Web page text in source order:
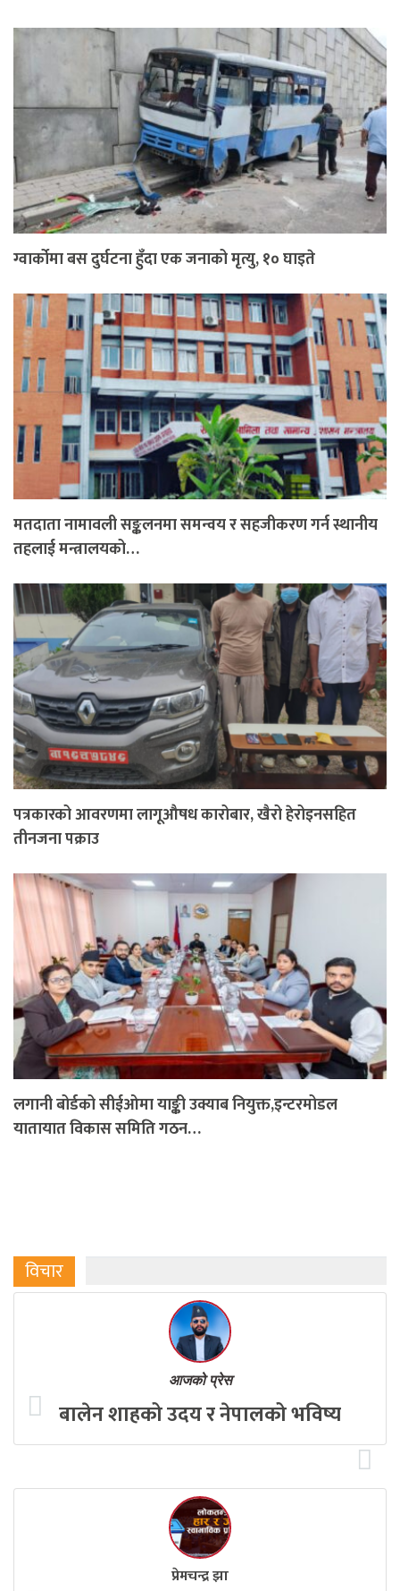
ग्वार्कोमा बस दुर्घटना हुँदा एक जनाको मृत्यु, १० घाइते
मतदाता नामावली सङ्कलनमा समन्वय र सहजीकरण गर्न स्थानीय
तहलाई मन्त्रालयको…
पत्रकारको आवरणमा लागूऔषध कारोबार, खैरो हेरोइनसहित
तीनजना पक्राउ
लगानी बोर्डको सीईओमा याङ्की उक्याब नियुक्त,इन्टरमोडल
यातायात विकास समिति गठन…
विचार
आजको प्रेस
बालेन शाहको उदय र नेपालको भविष्य
प्रेमचन्द्र झा